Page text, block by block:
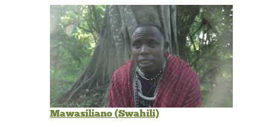
Mawasiliano (Swahili)